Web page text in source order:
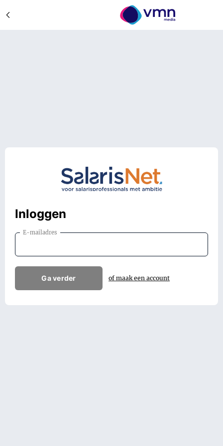
Inloggen
E-mailadres
Ga verder of maak een account